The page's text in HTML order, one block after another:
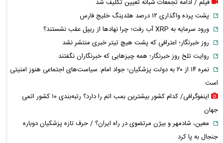
فیلم / ادامه تجمعات شبانه تعیین تکلیف شد
پشت پرده واگذاری ۱۲ درصد هلدینگ خلیج فارس
ورود سرمایه به XRP آب رفت؛ چرا نهادها از ریپل عقب نشستند؟
روز خبرنگار؛ اعترافی که پشت هیچ تیتر خبری منتشر نشد
روایت تلخ روز خبرنگار؛ همه چیزهایی که خبرنگاران نگفتند
نمره ۱۴ از ۲۰ به دولت پزشکیان؛ جواد امام: سیاست‌های اجتماعی هنوز امنیتی
است
اینفوگرافی/ کدام کشور بیشترین بمب اتم را دارد؟ رتبه‌بندی ۱۰ کشور اتمی
جهان
معین، شادمهر و بیژن مرتضوی در راه ایران؟ / حرف تازه پزشکیان دوباره
جنجال به پا کرد